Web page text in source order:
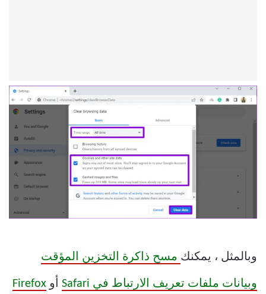
وبالمثل ، يمكنك مسح ذاكرة التخزين المؤقت
وبيانات ملفات تعريف الارتباط في Safari أو Firefox